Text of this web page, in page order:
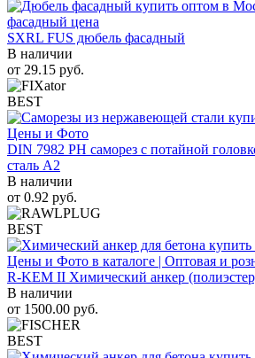
SXRL FUS дюбель фасадный
В наличии
от 29.15 руб.
BEST
DIN 7982 PH саморез с потайной
сталь A2
В наличии
от 0.92 руб.
BEST
R-KEM II Химический анкер
В наличии
от 1500.00 руб.
BEST